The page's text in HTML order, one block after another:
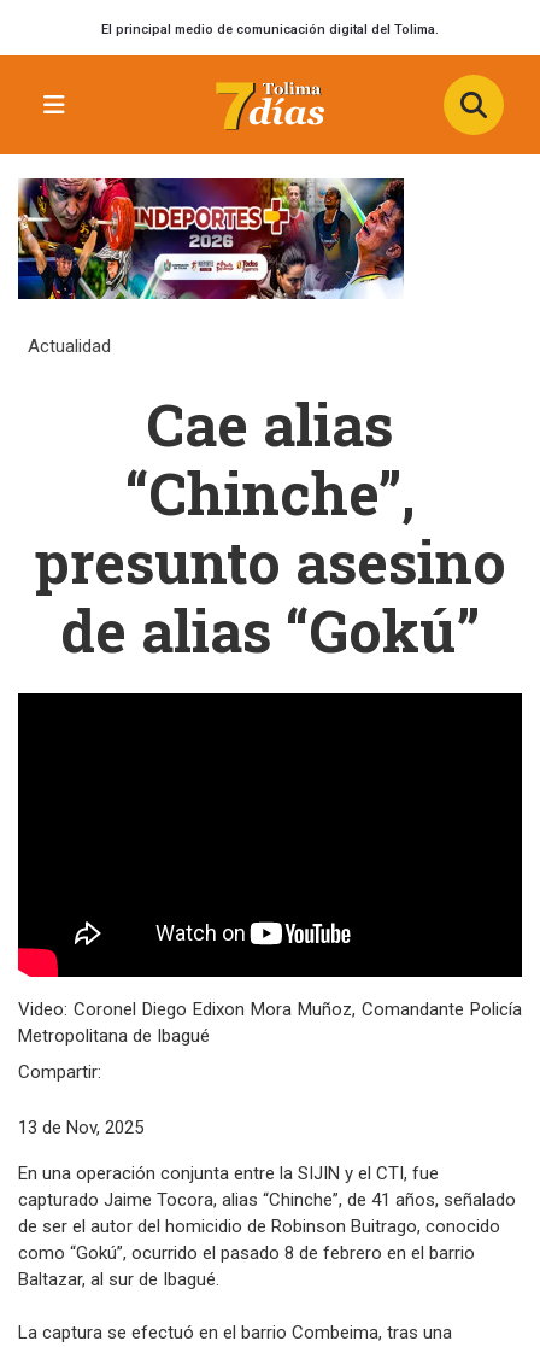
El principal medio de comunicación digital del Tolima.
Actualidad
Cae alias
“Chinche”,
presunto asesino
de alias “Gokú”
Video: Coronel Diego Edixon Mora Muñoz, Comandante Policía
Metropolitana de Ibagué
Compartir:
13 de Nov, 2025
En una operación conjunta entre la SIJIN y el CTI, fue
capturado Jaime Tocora, alias “Chinche”, de 41 años, señalado
de ser el autor del homicidio de Robinson Buitrago, conocido
como “Gokú”, ocurrido el pasado 8 de febrero en el barrio
Baltazar, al sur de Ibagué.
La captura se efectuó en el barrio Combeima, tras una